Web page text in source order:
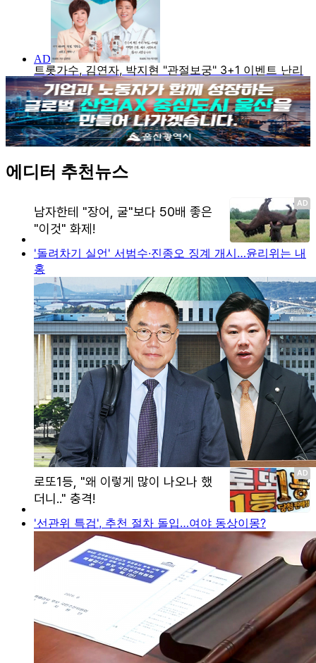
에디터 추천뉴스
'돌려차기 실언' 서범수·진종오 징계 개시…윤리위는 내
홍
'선관위 특검', 추천 절차 돌입…여야 동상이몽?